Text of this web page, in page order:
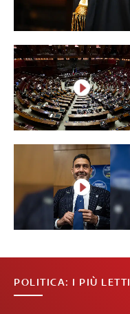
POLITICA: I PIÙ LETTI